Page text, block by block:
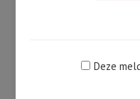
Deze